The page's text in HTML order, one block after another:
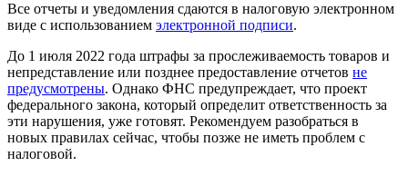
Все отчеты и уведомления сдаются в налоговую электронном
виде с использованием электронной подписи.
До 1 июля 2022 года штрафы за прослеживаемость товаров и
непредставление или позднее предоставление отчетов не
предусмотрены. Однако ФНС предупреждает, что проект
федерального закона, который определит ответственность за
эти нарушения, уже готовят. Рекомендуем разобраться в
новых правилах сейчас, чтобы позже не иметь проблем с
налоговой.